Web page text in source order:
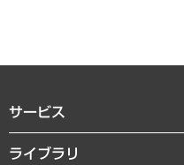
サービス
経営戦略
ライブラリ